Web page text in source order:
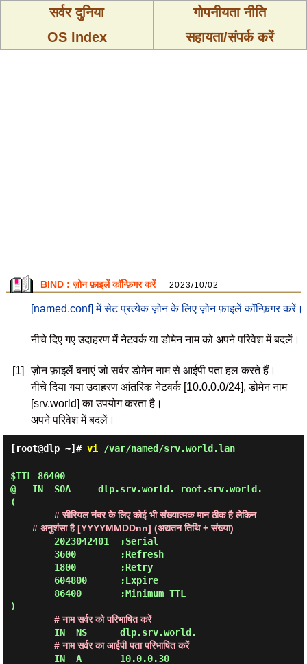
सर्वर दुनिया
गोपनीयता नीति
OS Index
सहायता/संपर्क करें
BIND : ज़ोन फ़ाइलें कॉन्फ़िगर करें 2023/10/02
[named.conf] में सेट प्रत्येक ज़ोन के लिए ज़ोन फ़ाइलें कॉन्फ़िगर करें।
नीचे दिए गए उदाहरण में नेटवर्क या डोमेन नाम को अपने परिवेश में बदलें।
[1]
ज़ोन फ़ाइलें बनाएं जो सर्वर डोमेन नाम से आईपी पता हल करते हैं।
नीचे दिया गया उदाहरण आंतरिक नेटवर्क [10.0.0.0/24], डोमेन नाम
[srv.world] का उपयोग करता है।
अपने परिवेश में बदलें।
[root@dlp ~]# vi /var/named/srv.world.lan
$TTL 86400
@   IN  SOA     dlp.srv.world. root.srv.world.
(
# सीरियल नंबर के लिए कोई भी संख्यात्मक मान ठीक है लेकिन
        # अनुशंसा है [YYYYMMDDnn] (अद्यतन तिथि + संख्या)
)
# नाम सर्वर को परिभाषित करें
# नाम सर्वर का आईपी पता परिभाषित करें